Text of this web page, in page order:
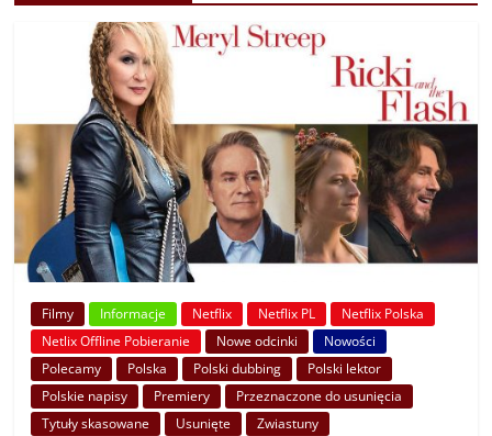
Filmy Informacje Netflix Netflix PL
Netflix Polska
Netlix Offline Pobieranie
Nowe odcinki
Nowości
Polecamy
Polska Polski dubbing
Polski lektor
Polskie napisy
Premiery
Przeznaczone do usunięcia
Tytuły skasowane
Usunięte Zwiastuny